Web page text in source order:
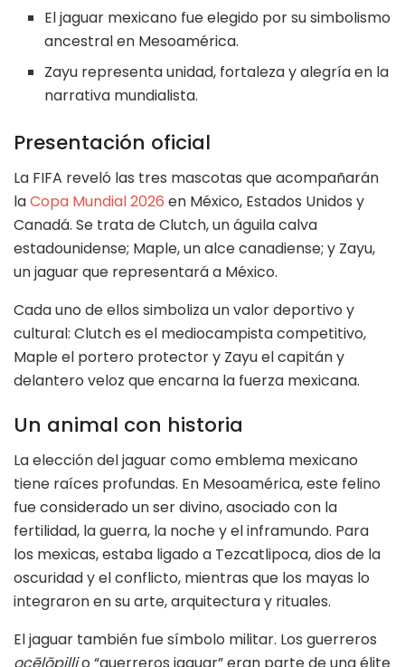
El jaguar mexicano fue elegido por su simbolismo
ancestral en Mesoamérica.
Zayu representa unidad, fortaleza y alegría en la
narrativa mundialista.
Presentación oficial
La FIFA reveló las tres mascotas que acompañarán
laCopa Mundial 2026 en México, Estados Unidos y
Canadá. Se trata de Clutch, un águila calva
estadounidense; Maple, un alce canadiense; y Zayu,
un jaguar que representará a México.
Cada uno de ellos simboliza un valor deportivo y
cultural: Clutch es el mediocampista competitivo,
Maple el portero protector y Zayu el capitán y
delantero veloz que encarna la fuerza mexicana.
Un animal con historia
La elección del jaguar como emblema mexicano
tiene raíces profundas. En Mesoamérica, este felino
fue considerado un ser divino, asociado con la
fertilidad, la guerra, la noche y el inframundo. Para
los mexicas, estaba ligado a Tezcatlipoca, dios de la
oscuridad y el conflicto, mientras que los mayas lo
integraron en su arte, arquitectura y rituales.
El jaguar también fue símbolo militar. Los guerreros